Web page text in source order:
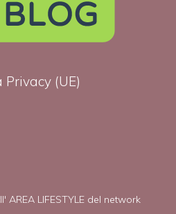
(UE)
LIFESTYLE del network